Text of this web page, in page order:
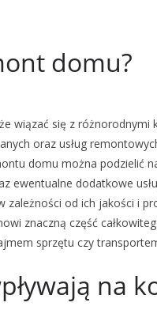
domu?
wiązać się z różnorodnymi
oraz usług
domu można podzielić
ewentualne dodatkowe
zależności od ich jakości i
znaczną część
sprzętu czy
na